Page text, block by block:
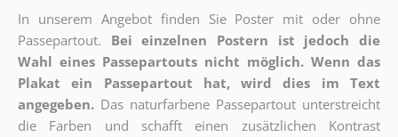
In unserem Angebot finden Sie Poster mit oder ohne
Passepartout.
Bei einzelnen Postern ist jedoch die
Wahl eines Passepartouts nicht möglich. Wenn das
Plakat ein Passepartout hat, wird dies im Text
angegeben. Das naturfarbene Passepartout unterstreicht
die Farben und schafft einen zusätzlichen Kontrast